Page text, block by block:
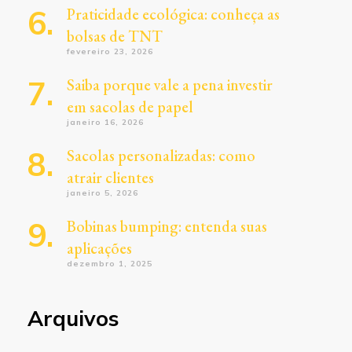
Praticidade ecológica: conheça as
bolsas de TNT
fevereiro 23, 2026
Saiba porque vale a pena investir
em sacolas de papel
janeiro 16, 2026
Sacolas personalizadas: como
atrair clientes
janeiro 5, 2026
Bobinas bumping: entenda suas
aplicações
dezembro 1, 2025
Arquivos